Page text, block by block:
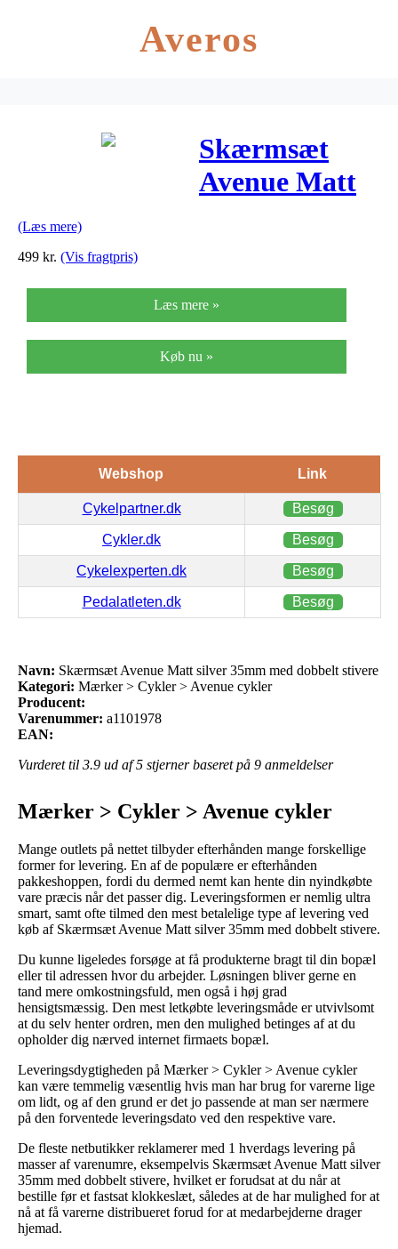
Averos
Skærmsæt
Avenue Matt
stivere
(Læs mere)
499 kr. (Vis fragtpris)
Læs mere »
Køb nu »
Webshop Link
Cykelpartner.dk Besøg
Cykler.dk Besøg
Cykelexperten.dk Besøg
Pedalatleten.dk Besøg
Navn: Skærmsæt Avenue Matt silver 35mm med dobbelt stivere
Kategori: Mærker > Cykler > Avenue cykler
Producent:
Varenummer: a1101978
EAN:
Vurderet til 3.9 ud af 5 stjerner baseret på 9 anmeldelser
Mærker > Cykler > Avenue cykler
Mange outlets på nettet tilbyder efterhånden mange forskellige
former for levering. En af de populære er efterhånden
pakkeshoppen, fordi du dermed nemt kan hente din nyindkøbte
vare præcis når det passer dig. Leveringsformen er nemlig ultra
smart, samt ofte tilmed den mest betalelige type af levering ved
køb af Skærmsæt Avenue Matt silver 35mm med dobbelt stivere.
Du kunne ligeledes forsøge at få produkterne bragt til din bopæl
eller til adressen hvor du arbejder. Løsningen bliver gerne en
tand mere omkostningsfuld, men også i høj grad
hensigtsmæssig. Den mest letkøbte leveringsmåde er utvivlsomt
at du selv henter ordren, men den mulighed betinges af at du
opholder dig nærved internet firmaets bopæl.
Leveringsdygtigheden på Mærker > Cykler > Avenue cykler
kan være temmelig væsentlig hvis man har brug for varerne lige
om lidt, og af den grund er det jo passende at man ser nærmere
på den forventede leveringsdato ved den respektive vare.
De fleste netbutikker reklamerer med 1 hverdags levering på
masser af varenumre, eksempelvis Skærmsæt Avenue Matt silver
35mm med dobbelt stivere, hvilket er forudsat at du når at
bestille før et fastsat klokkeslæt, således at de har mulighed for at
nå at få varerne distribueret forud for at medarbejderne drager
hjemad.